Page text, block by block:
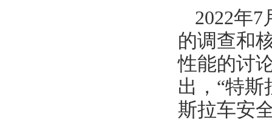
2022年
的调查和
性能的讨
出，“特斯
斯拉车安